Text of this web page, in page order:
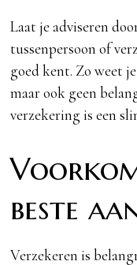
Laat je adviseren
tussenpersoon of
goed kent. Zo weet
maar ook geen
verzekering is een
beste
Verzekeren is